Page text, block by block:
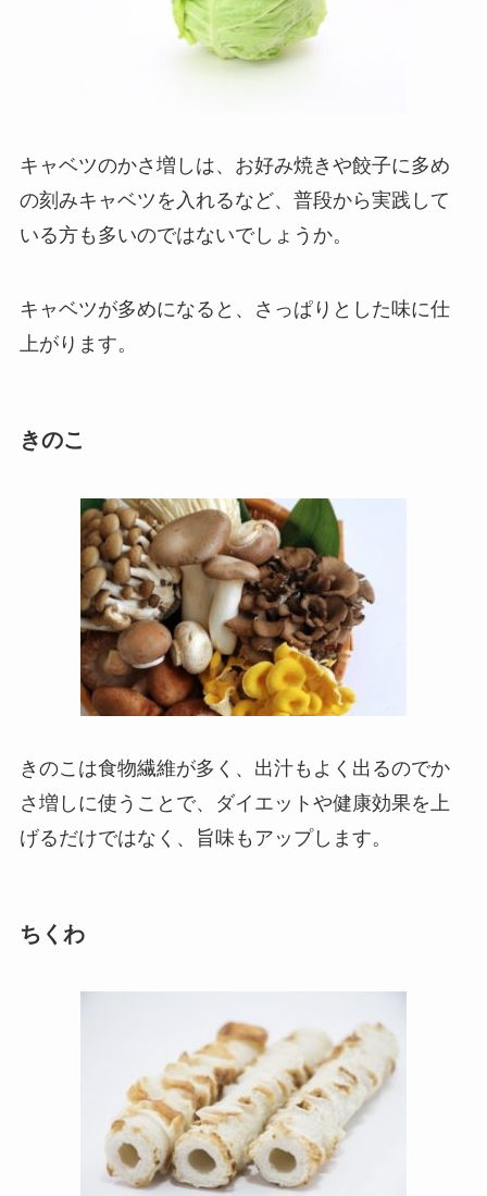
キャベツのかさ増しは、お好み焼きや餃子に多め
の刻みキャベツを入れるなど、普段から実践して
いる方も多いのではないでしょうか。
キャベツが多めになると、さっぱりとした味に仕
上がります。
きのこ
きのこは食物繊維が多く、出汁もよく出るのでか
さ増しに使うことで、ダイエットや健康効果を上
げるだけではなく、旨味もアップします。
ちくわ